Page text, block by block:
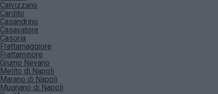
Calvizzano
Cardito
Casandrino
Casavatore
Casoria
Frattamaggiore
Frattaminore
Grumo Nevano
Melito di Napoli
Marano di Napoli
Mugnano di Napoli